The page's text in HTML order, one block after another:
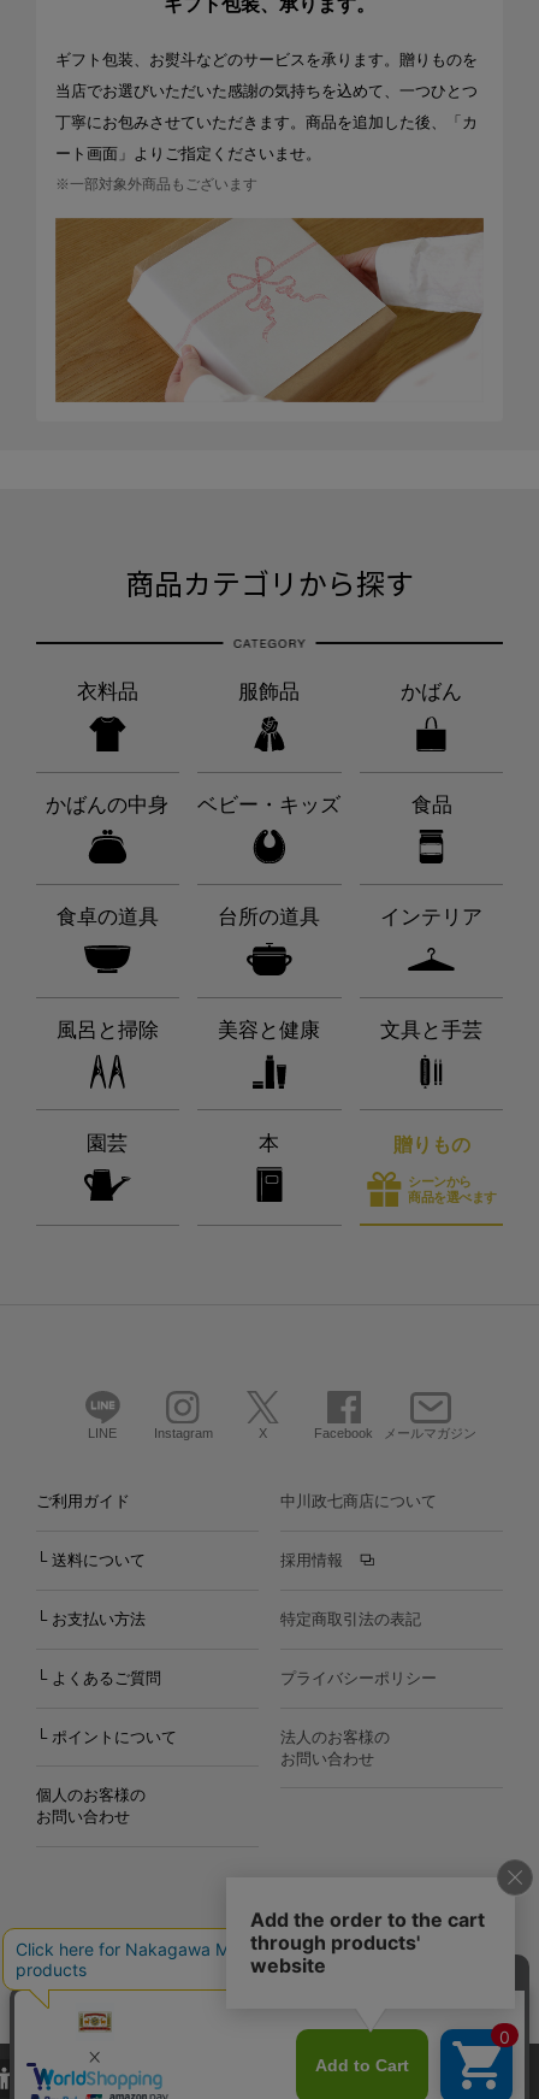
ギフト包装、お熨斗などのサービスを承ります。贈りものを
当店でお選びいただいた感謝の気持ちを込めて、一つひとつ
丁寧にお包みさせていただきます。商品を追加した後、「カ
ート画面」よりご指定くださいませ。
※一部対象外商品もございます
商品カテゴリから探す
衣料品 服飾品 かばん
かばんの中身 ベビー・キッズ 食品
食卓の道具 台所の道具 インテリア
風呂と掃除 美容と健康 文具と手芸
園芸 本 贈りもの
シーンから
商品を選べます
LINE Instagram X Facebook メールマガジン
ご利用ガイド
└ 送料について
└ お支払い方法
└ よくあるご質問
└ ポイントについて
個人のお客様の
お問い合わせ
中川政七商店について
採用情報
特定商取引法の表記
プライバシーポリシー
法人のお客様の
お問い合わせ
Copyright©2000
Nakagawa Masashichi Shoten All Rights Reserved.
当サイトでは、当サイト内における閲覧履歴・属性情報などの取得およ